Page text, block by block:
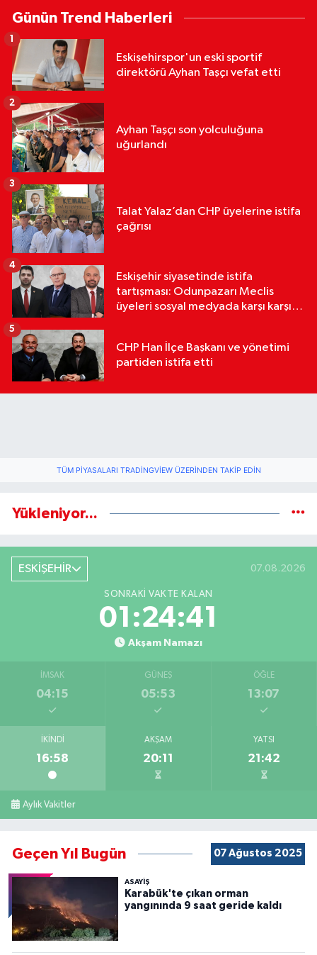
Günün Trend Haberleri
Eskişehirspor'un eski sportif
direktörü Ayhan Taşçı vefat etti
1
Ayhan Taşçı son yolculuğuna
uğurlandı
2
Talat Yalaz’dan CHP üyelerine istifa
çağrısı
3
Eskişehir siyasetinde istifa
tartışması: Odunpazarı Meclis
üyeleri sosyal medyada karşı karşıya
4
CHP Han İlçe Başkanı ve yönetimi
partiden istifa etti
5
TÜM PIYASALARI TRADINGVIEW ÜZERINDEN TAKIP EDIN
Yükleniyor...
ESKİŞEHİR 07.08.2026
SONRAKI VAKTE KALAN
01:24:40
Akşam Namazı
İMSAK
04:15
GÜNEŞ
05:53
ÖĞLE
13:07
İKINDI
16:58
AKŞAM
20:11
YATSI
21:42
Aylık Vakitler
Geçen Yıl Bugün 07 Ağustos 2025
ASAYİŞ
Karabük'te çıkan orman
yangınında 9 saat geride kaldı